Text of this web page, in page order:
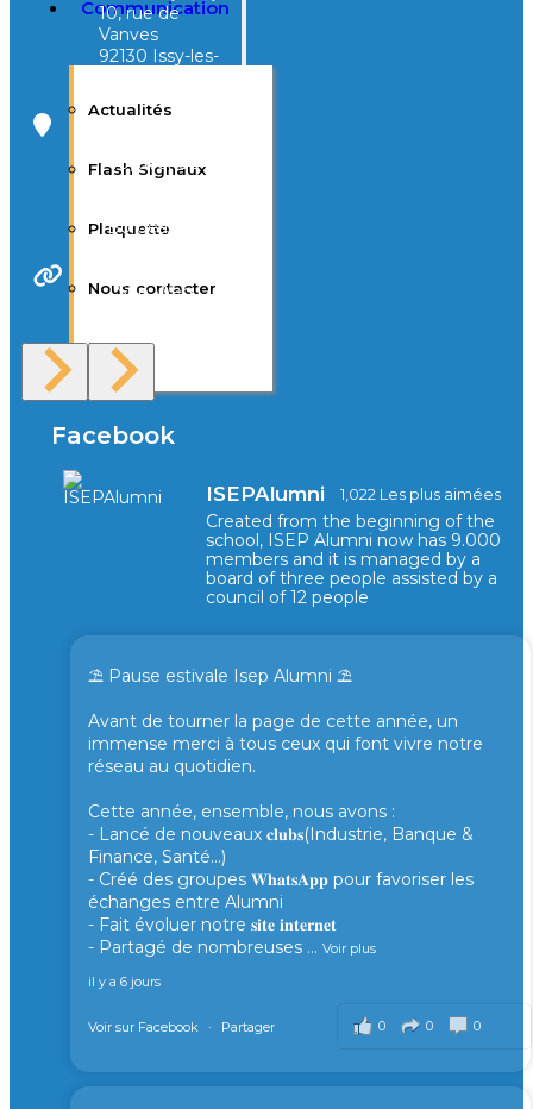
Communication
Actualités
Flash Signaux
Plaquette
Nous contacter
F.A.Q
10, rue de
Vanves
92130 Issy-les-
40, avenue
d’Eysines
Bordeaux
Site Web
Facebook
ISEPAlumni 1,022 Les plus aimées
Created from the beginning of the
school, ISEP Alumni now has 9.000
members and it is managed by a
board of three people assisted by a
council of 12 people
⛱️ Pause estivale Isep Alumni ⛱️
Avant de tourner la page de cette année, un
immense merci à tous ceux qui font vivre notre
réseau au quotidien.
Cette année, ensemble, nous avons :
- Lancé de nouveaux 𝐜𝐥𝐮𝐛𝐬(Industrie, Banque &
Finance, Santé...)
- Créé des groupes 𝐖𝐡𝐚𝐭𝐬𝐀𝐩𝐩 pour favoriser les
échanges entre Alumni
- Fait évoluer notre 𝐬𝐢𝐭𝐞 𝐢𝐧𝐭𝐞𝐫𝐧𝐞𝐭
- Partagé de nombreuses ... Voir plus
il y a 6 jours
0 0 0
Voir sur Facebook · Partager